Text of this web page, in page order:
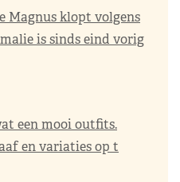
Magnus klopt volgens
is sinds eind vorig
een mooi outfits.
en variaties op t